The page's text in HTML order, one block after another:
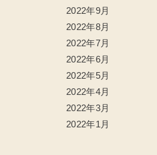
2022年9月
2022年8月
2022年7月
2022年6月
2022年5月
2022年4月
2022年3月
2022年1月